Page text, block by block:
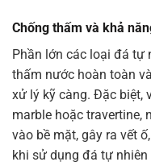
Chống thấm và khả
Phần lớn các loại đá tự
thấm nước hoàn toàn
xử lý kỹ càng. Đặc biệt,
marble hoặc travertine,
vào bề mặt, gây ra vết
khi sử dụng đá tự